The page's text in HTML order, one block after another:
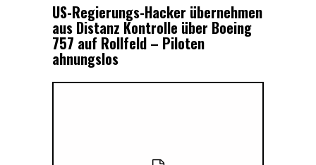
US-Regierungs-Hacker übernehmen
aus Distanz Kontrolle über Boeing
757 auf Rollfeld – Piloten
ahnungslos